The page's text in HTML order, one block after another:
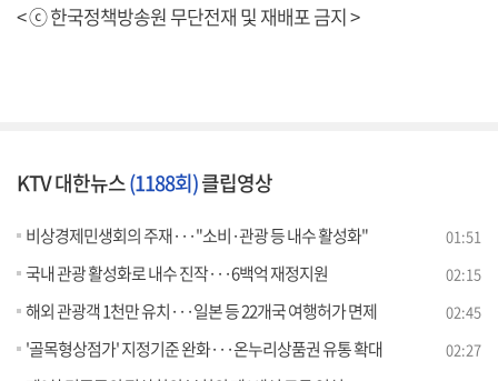
< ⓒ 한국정책방송원 무단전재 및 재배포 금지 >
KTV 대한뉴스(1188회)클립영상
비상경제민생회의 주재···"소비·관광 등 내수 활성화" 01:51
국내 관광 활성화로 내수 진작···6백억 재정지원 02:15
해외 관광객 1천만 유치···일본 등 22개국 여행허가 면제 02:45
'골목형상점가' 지정기준 완화···온누리상품권 유통 확대 02:27